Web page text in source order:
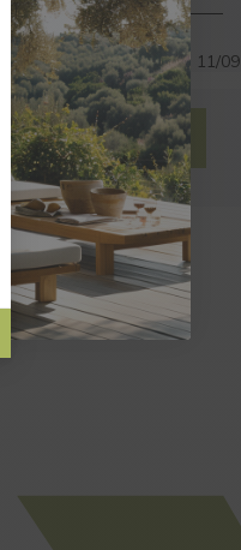
09/09etvendredi 11/09
PANIER